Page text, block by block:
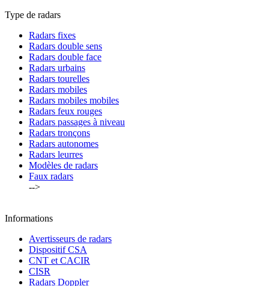
Type de radars
Radars fixes
Radars double sens
Radars double face
Radars urbains
Radars tourelles
Radars mobiles
Radars mobiles mobiles
Radars feux rouges
Radars passages à niveau
Radars tronçons
Radars autonomes
Radars leurres
Modèles de radars
Faux radars
-->
Informations
Avertisseurs de radars
Dispositif CSA
CNT et CACIR
CISR
Radars Doppler